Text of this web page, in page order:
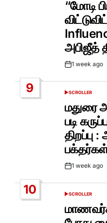
“மோடி
அபிஜீத்
Post1 week ago
9
POSTED
SCROLLER
மதுரை
படி
Post1 week ago
10
POSTED
SCROLLER